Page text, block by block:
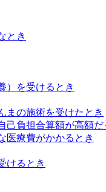
とき
）を受けるとき
まの施術を受けたとき
己負担合算額が高額だ
医療費がかかるとき
けるとき